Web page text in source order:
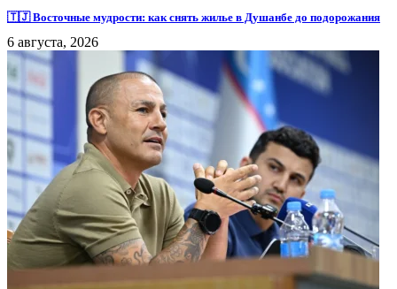
🇹🇯 Восточные мудрости: как снять жилье в Душанбе до подорожания
6 августа, 2026